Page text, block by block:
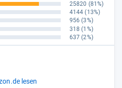
25820 (81%)
4144 (13%)
956 (3%)
318 (1%)
637 (2%)
lesen